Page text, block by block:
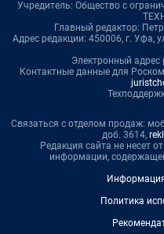
Учредитель: Общество с
Главный редактор:
Адрес редакции: 450006, г. Уфа,
Электронный адрес
Контактные данные для
Связаться с отделом продаж:
доб. 3614,
Редакция сайта не несет
информации,
Политика